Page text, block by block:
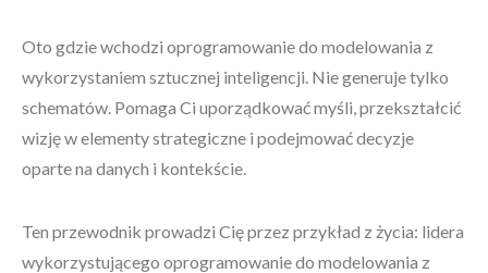
Oto gdzie wchodzi oprogramowanie do modelowania z
wykorzystaniem sztucznej inteligencji. Nie generuje tylko
schematów. Pomaga Ci uporządkować myśli, przekształcić
wizję w elementy strategiczne i podejmować decyzje
oparte na danych i kontekście.
Ten przewodnik prowadzi Cię przez przykład z życia: lidera
wykorzystującego oprogramowanie do modelowania z